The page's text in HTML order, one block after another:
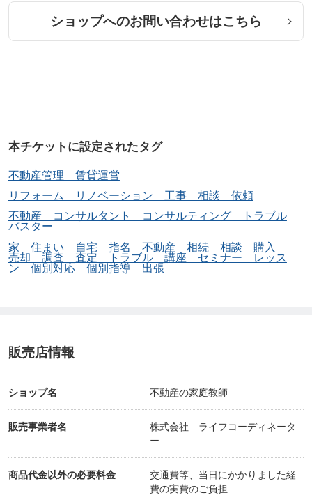
ショップへのお問い合わせはこちら
本チケットに設定されたタグ
不動産管理 賃貸運営
リフォーム リノベーション 工事 相談 依頼
不動産 コンサルタント コンサルティング トラブル
バスター
家 住まい 自宅 指名 不動産 相続 相談 購入
売却 調査 査定 トラブル 講座 セミナー レッス
ン 個別対応 個別指導 出張
販売店情報
ショップ名 不動産の家庭教師
販売事業者名
株式会社 ライフコーディネータ
ー
商品代金以外の必要料金
交通費等、当日にかかりました経
費の実費のご負担